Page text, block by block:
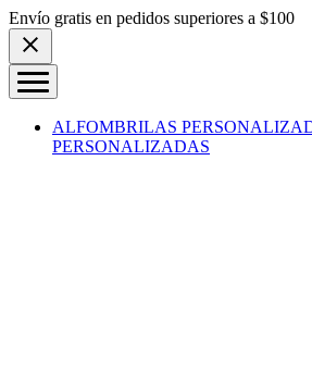
Skip to content
Envío gratis en pedidos superiores a $100
ALFOMBRILAS
PERSONALIZADAS